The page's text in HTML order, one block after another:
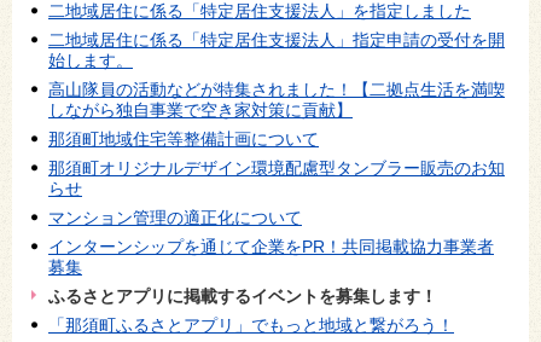
二地域居住に係る「特定居住支援法人」を指定しました
二地域居住に係る「特定居住支援法人」指定申請の受付を開
始します。
高山隊員の活動などが特集されました！【二拠点生活を満喫
しながら独自事業で空き家対策に貢献】
那須町地域住宅等整備計画について
那須町オリジナルデザイン環境配慮型タンブラー販売のお知
らせ
マンション管理の適正化について
インターンシップを通じて企業をPR！共同掲載協力事業者
募集
ふるさとアプリに掲載するイベントを募集します！
「那須町ふるさとアプリ」でもっと地域と繋がろう！